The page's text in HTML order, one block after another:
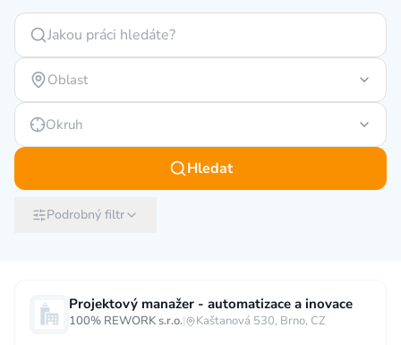
Oblast
Okruh
Hledat
Podrobný filtr
Projektový manažer - automatizace a inovace
100% REWORK s.r.o.| Kaštanová 530, Brno, CZ
Měsíční plat